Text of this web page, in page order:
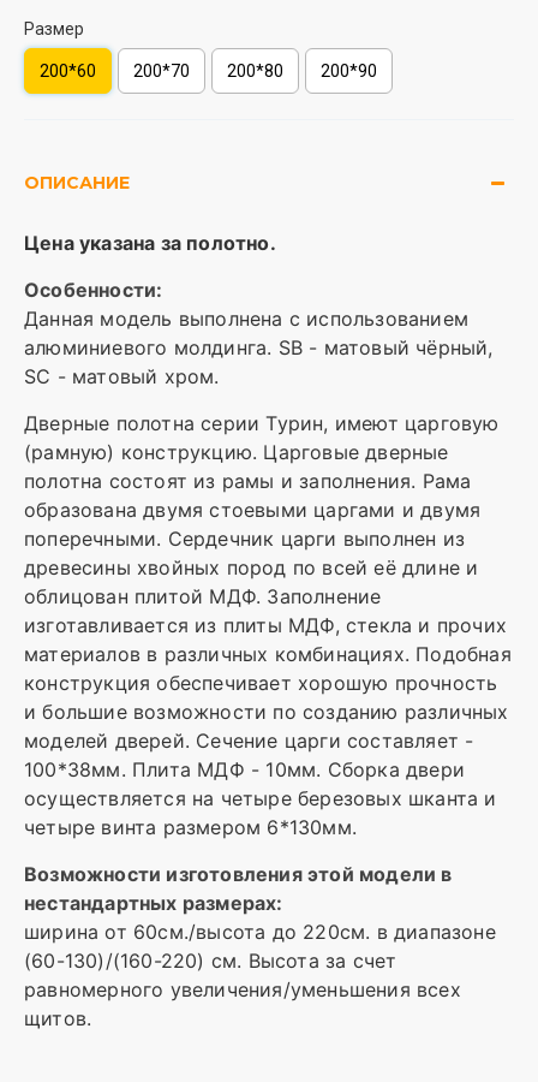
Размер
200*60 200*70 200*80 200*90
ОПИСАНИЕ
Цена указана за полотно.
Особенности:
Данная модель выполнена с использованием
алюминиевого молдинга. SB - матовый чёрный,
SC - матовый хром.
Дверные полотна серии Турин, имеют царговую
(рамную) конструкцию. Царговые дверные
полотна состоят из рамы и заполнения. Рама
образована двумя стоевыми царгами и двумя
поперечными. Сердечник царги выполнен из
древесины хвойных пород по всей её длине и
облицован плитой МДФ. Заполнение
изготавливается из плиты МДФ, стекла и прочих
материалов в различных комбинациях. Подобная
конструкция обеспечивает хорошую прочность
и большие возможности по созданию различных
моделей дверей. Сечение царги составляет -
100*38мм. Плита МДФ - 10мм. Сборка двери
осуществляется на четыре березовых шканта и
четыре винта размером 6*130мм.
Возможности изготовления этой модели в
нестандартных размерах:
ширина от 60см./высота до 220см. в диапазоне
(60-130)/(160-220) см. Высота за счет
равномерного увеличения/уменьшения всех
щитов.